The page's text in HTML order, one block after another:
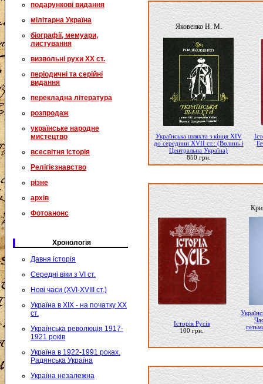
подарункові видання
мілітарна Україна
біографії, мемуари,
листування
визвольні рухи XX ст.
періодичні та серійні
видання
перекладна література
розпродаж
українське народне
мистецтво
всесвітня історія
Релігієзнавство
різне
архів
Фотоанонс
Хронологія
Давня історія
Середні віки з VI ст.
Нові часи (XVI-XVIII ст.)
Україна в XIX - на початку XX
ст.
Українська революція 1917-
1921 років
Україна в 1922-1991 роках.
Радянська Україна
Україна незалежна
Яковенко Н. М.
Українська шляхта з кінця XIV
до середини XVII ст.: (Волинь і
Центральна Україна)
850 грн.
Історія Русів
100 грн.